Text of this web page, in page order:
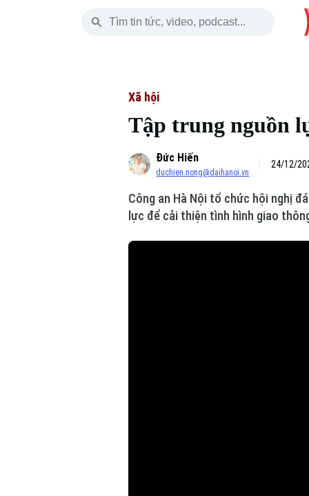
Chính trị
Xã hội
An ninh trật tự
Công nghệ
Người Hà Nội
Khoảnh khắc Hà
Ẩm thực
Quân sự
Hồ sơ
Người
Xã hội
Tập trung nguồn
Đức Hiến
duchien.nong@daihanoi.vn
24/12/
Công an Hà Nội tổ chức hội nghị
lực để cải thiện tình hình giao